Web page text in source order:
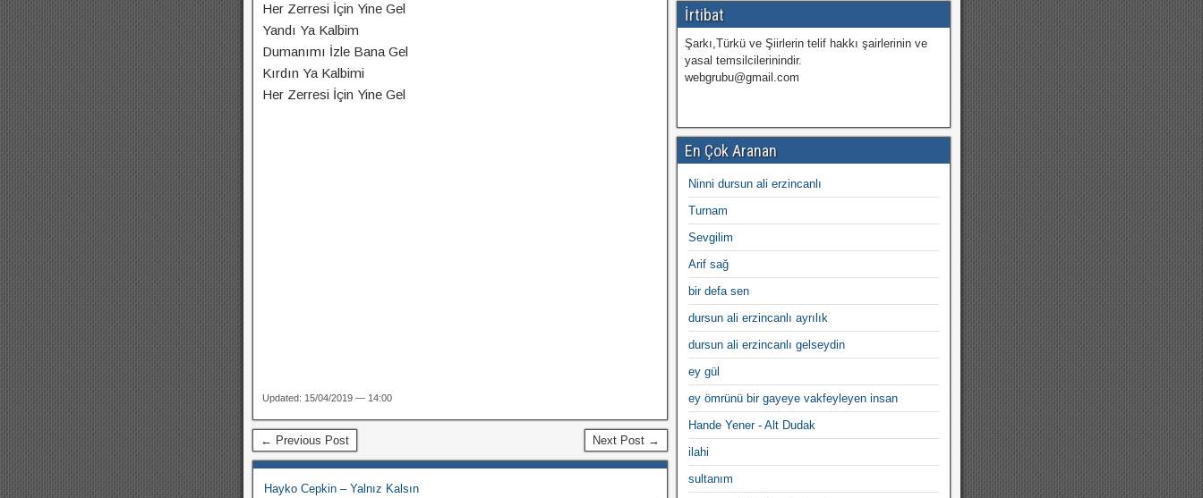
Her Zerresi İçin Yine Gel
Yandı Ya Kalbim
Dumanımı İzle Bana Gel
Kırdın Ya Kalbimi
Her Zerresi İçin Yine Gel
Updated: 15/04/2019 — 14:00
← Previous Post Next Post →
Hayko Cepkin – Yalnız Kalsın
İrtibat
Şarkı,Türkü ve Şiirlerin telif hakkı şairlerinin ve
yasal temsilcilerinindir.
webgrubu@gmail.com
En Çok Aranan
Ninni dursun ali erzincanlı
Turnam
Sevgilim
Arif sağ
bir defa sen
dursun ali erzincanlı ayrılık
dursun ali erzincanlı gelseydin
ey gül
ey ömrünü bir gayeye vakfeyleyen insan
Hande Yener - Alt Dudak
ilahi
sultanım